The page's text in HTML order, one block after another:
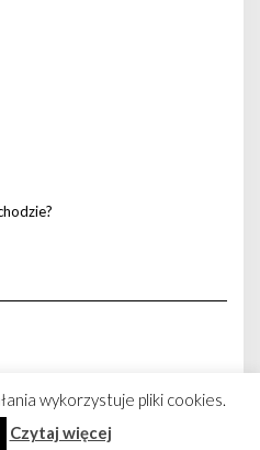
-
wykorzystuje pliki cookies.
Czytaj więcej